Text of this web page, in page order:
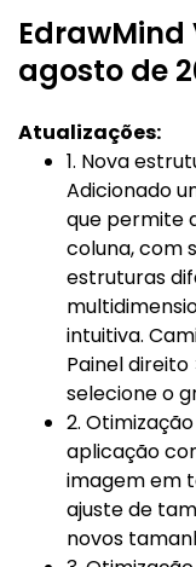
EdrawMind
agosto de
Atualizações:
1. Nova
Adicionado
que permite
coluna, com
estruturas
intuitiva.
Painel
selecione o
2.
aplicação
imagem em
ajuste de
novos